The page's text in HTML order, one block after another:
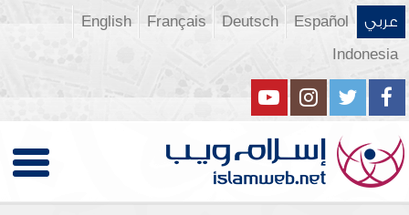
عربي Español
Deutsch
Français
English
Indonesia